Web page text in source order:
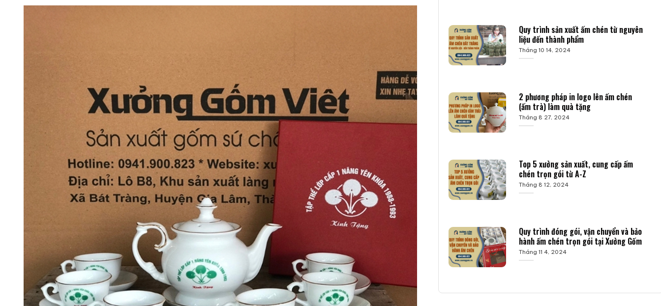
Quy trình sản xuất ấm chén từ nguyên
liệu đến thành phẩm
Tháng 10 14, 2024
2 phương pháp in logo lên ấm chén
(ấm trà) làm quà tặng
Tháng 8 27, 2024
Top 5 xưởng sản xuất, cung cấp ấm
chén trọn gói từ A-Z
Tháng 8 12, 2024
Quy trình đóng gói, vận chuyển và bảo
hành ấm chén trọn gói tại Xưởng Gốm
Tháng 11 4, 2024